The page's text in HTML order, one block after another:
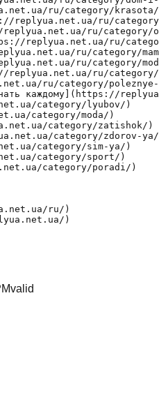
ru/category/
replyua.net.ua/ru/
ru/
replyua.net.ua/ru/
ru/category/
ru/category/
replyua.net.ua/ru/
ru/category/
каждому](https://
category/lyubov/)
category/moda/)
category/zatishok/)
category/zdorov-
category/sim-ya/)
category/sport/)
category/poradi/)
ru/)
)
valid